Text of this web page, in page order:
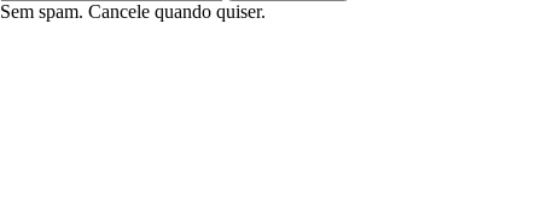
Sem spam. Cancele quando quiser.